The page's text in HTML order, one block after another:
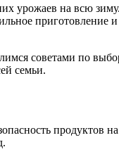
урожаев на всю
советами по
семьи.